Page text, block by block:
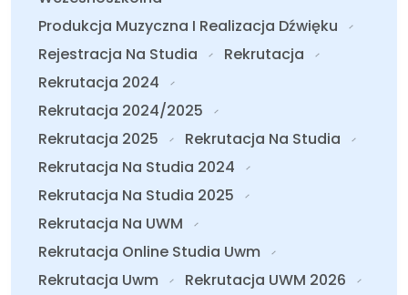
Produkcja Muzyczna I Realizacja Dźwięku
Rejestracja Na Studia
Rekrutacja
Rekrutacja 2024
Rekrutacja 2024/2025
Rekrutacja 2025
Rekrutacja Na Studia
Rekrutacja Na Studia 2024
Rekrutacja Na Studia 2025
Rekrutacja Na UWM
Rekrutacja Online Studia Uwm
Rekrutacja Uwm
Rekrutacja UWM 2026